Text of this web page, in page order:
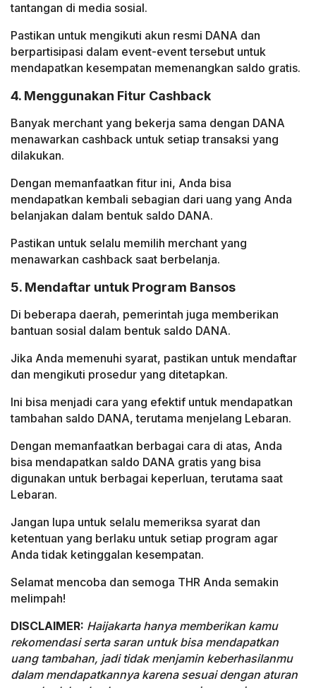
tantangan di media sosial.
Pastikan untuk mengikuti akun resmi DANA dan
berpartisipasi dalam event-event tersebut untuk
mendapatkan kesempatan memenangkan saldo gratis.
4. Menggunakan Fitur Cashback
Banyak merchant yang bekerja sama dengan DANA
menawarkan cashback untuk setiap transaksi yang
dilakukan.
Dengan memanfaatkan fitur ini, Anda bisa
mendapatkan kembali sebagian dari uang yang Anda
belanjakan dalam bentuk saldo DANA.
Pastikan untuk selalu memilih merchant yang
menawarkan cashback saat berbelanja.
5. Mendaftar untuk Program Bansos
Di beberapa daerah, pemerintah juga memberikan
bantuan sosial dalam bentuk saldo DANA.
Jika Anda memenuhi syarat, pastikan untuk mendaftar
dan mengikuti prosedur yang ditetapkan.
Ini bisa menjadi cara yang efektif untuk mendapatkan
tambahan saldo DANA, terutama menjelang Lebaran.
Dengan memanfaatkan berbagai cara di atas, Anda
bisa mendapatkan saldo DANA gratis yang bisa
digunakan untuk berbagai keperluan, terutama saat
Lebaran.
Jangan lupa untuk selalu memeriksa syarat dan
ketentuan yang berlaku untuk setiap program agar
Anda tidak ketinggalan kesempatan.
Selamat mencoba dan semoga THR Anda semakin
melimpah!
DISCLAIMER: Haijakarta hanya memberikan kamu
rekomendasi serta saran untuk bisa mendapatkan
uang tambahan, jadi tidak menjamin keberhasilanmu
dalam mendapatkannya karena sesuai dengan aturan